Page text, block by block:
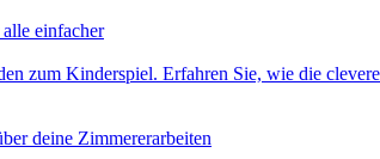
einfacher
zum Kinderspiel. Erfahren Sie, wie die
deine Zimmererarbeiten